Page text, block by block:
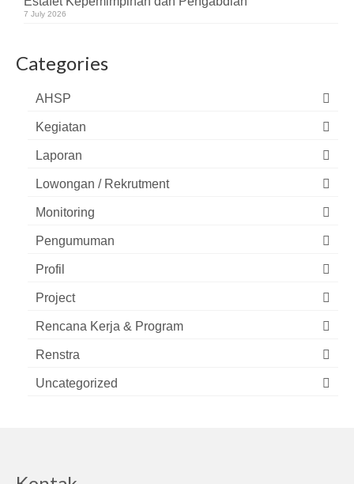
7 July 2026
Categories
AHSP
Kegiatan
Laporan
Lowongan / Rekrutment
Monitoring
Pengumuman
Profil
Project
Rencana Kerja & Program
Renstra
Uncategorized